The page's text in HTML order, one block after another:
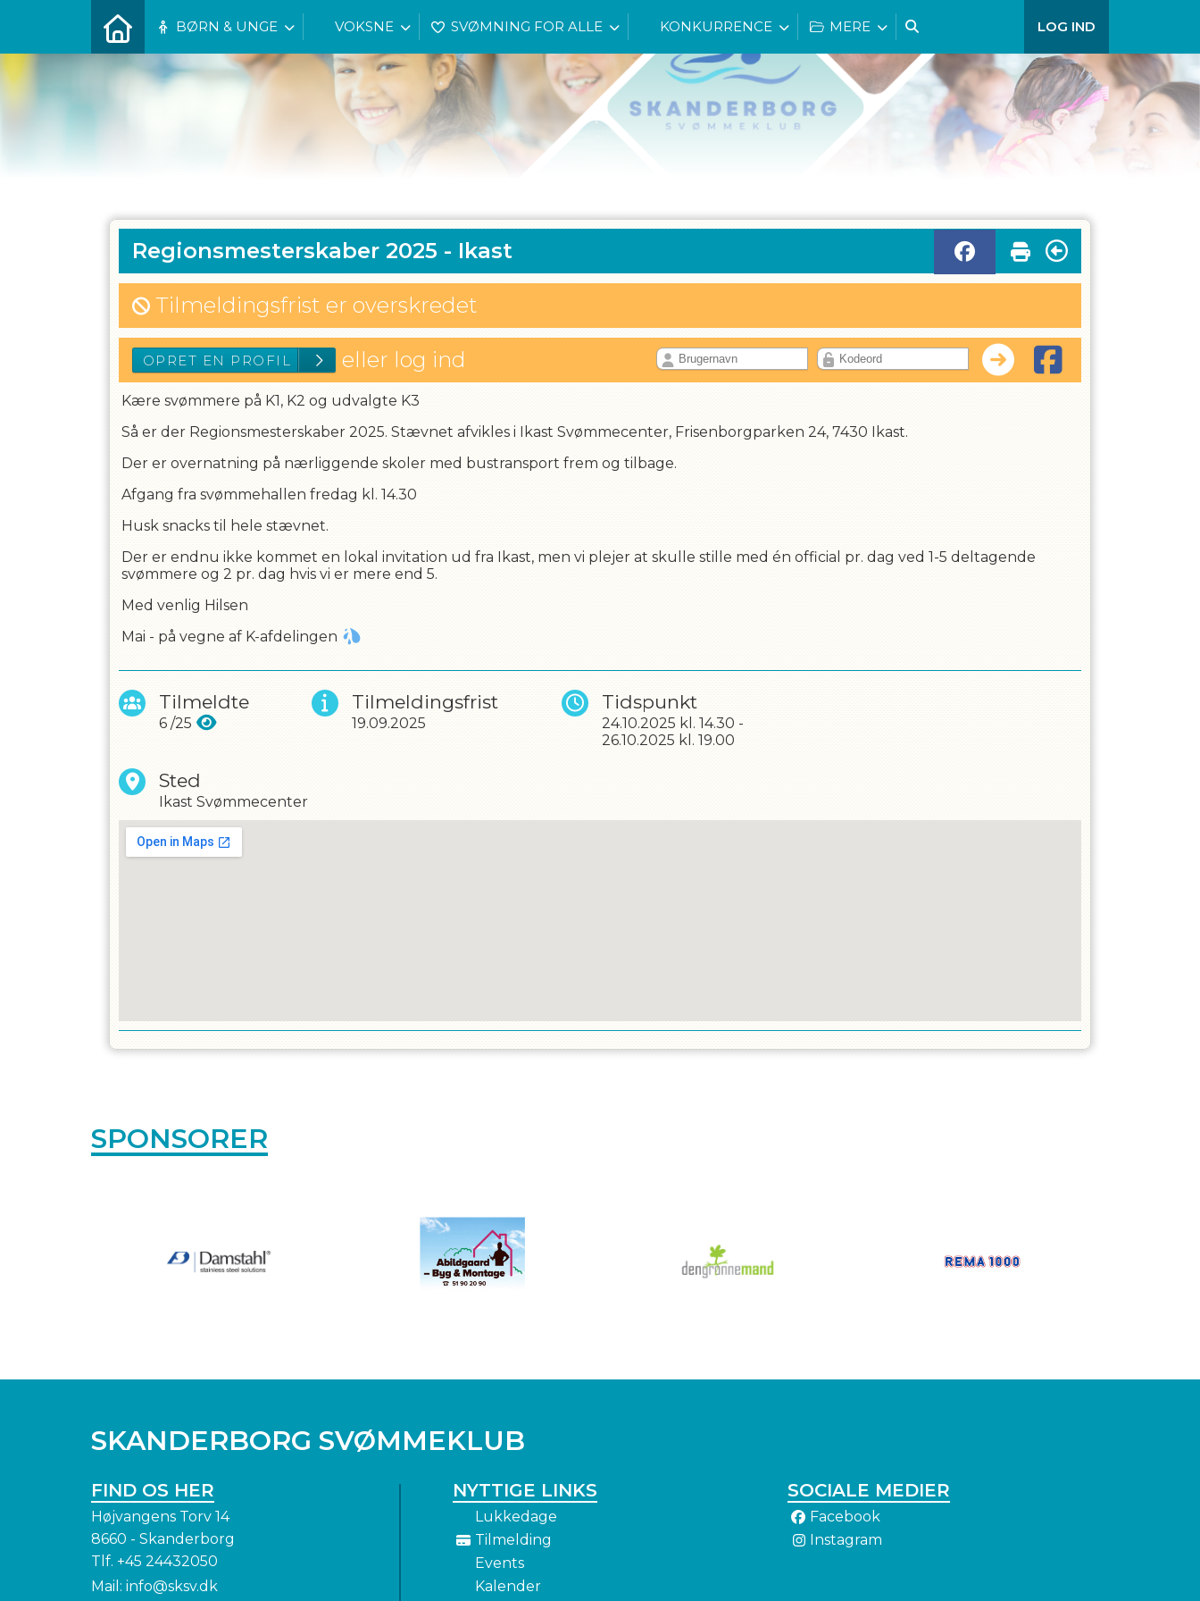
BØRN & UNGE VOKSNE SVØMNING FOR ALLE KONKURRENCE MERE LOG IND
Regionsmesterskaber 2025 - Ikast
Tilmeldingsfrist er overskredet
OPRET EN PROFIL
eller log ind
Kære svømmere på K1, K2 og udvalgte K3
Så er der Regionsmesterskaber 2025. Stævnet afvikles i Ikast Svømmecenter, Frisenborgparken 24, 7430 Ikast.
Der er overnatning på nærliggende skoler med bustransport frem og tilbage.
Afgang fra svømmehallen fredag kl. 14.30
Husk snacks til hele stævnet.
Der er endnu ikke kommet en lokal invitation ud fra Ikast, men vi plejer at skulle stille med én official pr. dag ved 1-5 deltagende
svømmere og 2 pr. dag hvis vi er mere end 5.
Med venlig Hilsen
Mai - på vegne af K-afdelingen
Tilmeldte
6 /25
Tilmeldingsfrist
19.09.2025
Tidspunkt
24.10.2025 kl. 14.30 -
26.10.2025 kl. 19.00
Sted
Ikast Svømmecenter
SPONSORER
SKANDERBORG SVØMMEKLUB
FIND OS HER
Højvangens Torv 14
8660 - Skanderborg
Tlf. +45 24432050
Mail: info@sksv.dk
NYTTIGE LINKS
Lukkedage
Tilmelding
Events
Kalender
SOCIALE MEDIER
Facebook
Instagram